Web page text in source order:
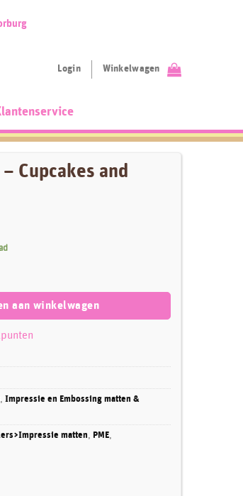
Login Winkelwagen
– Cupcakes and
aan winkelwagen
, Impressie en Embossing matten &
matten, PME,